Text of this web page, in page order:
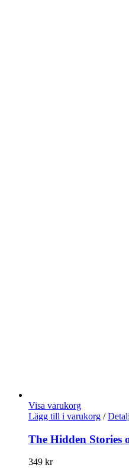
Visa varukorg
Lägg till i varukorg /
The Hidden Stories
349 kr